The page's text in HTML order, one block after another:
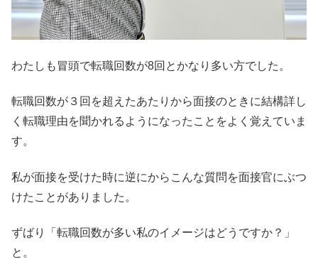
わたしも冒頭で転職回数が8回とかなり多い方でした。
転職回数が３回を超えたあたりから面接のときに結構詳し
く転職理由を聞かれるようになったことをよく覚えていま
す。
私が面接を受けた時に逆にからこんな質問を面接官にぶつ
けたことがありました。
ずばり「転職回数が多い私のイメージはどうですか？」
と。